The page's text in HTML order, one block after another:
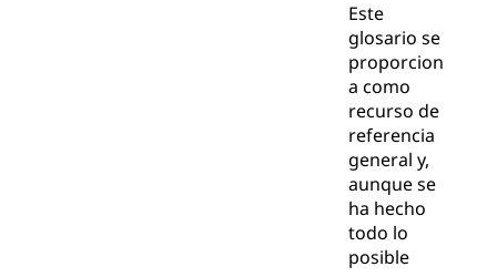
Este
glosario se
proporcion
a como
recurso de
referencia
general y,
aunque se
ha hecho
todo lo
posible